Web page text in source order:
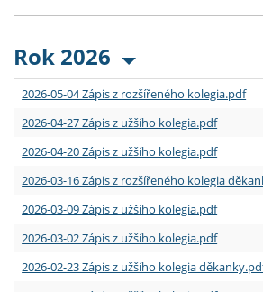
Rok 2026
2026-05-04 Zápis z rozšířeného kolegia.pdf
2026-04-27 Zápis z užšího kolegia.pdf
2026-04-20 Zápis z užšího kolegia.pdf
2026-03-16 Zápis z rozšířeného kolegia
2026-03-09 Zápis z užšího kolegia.pdf
2026-03-02 Zápis z užšího kolegia.pdf
2026-02-23 Zápis z užšího kolegia